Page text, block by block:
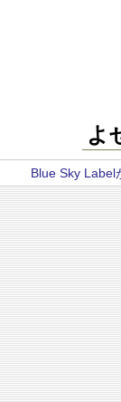
よ
Blue Sky Label